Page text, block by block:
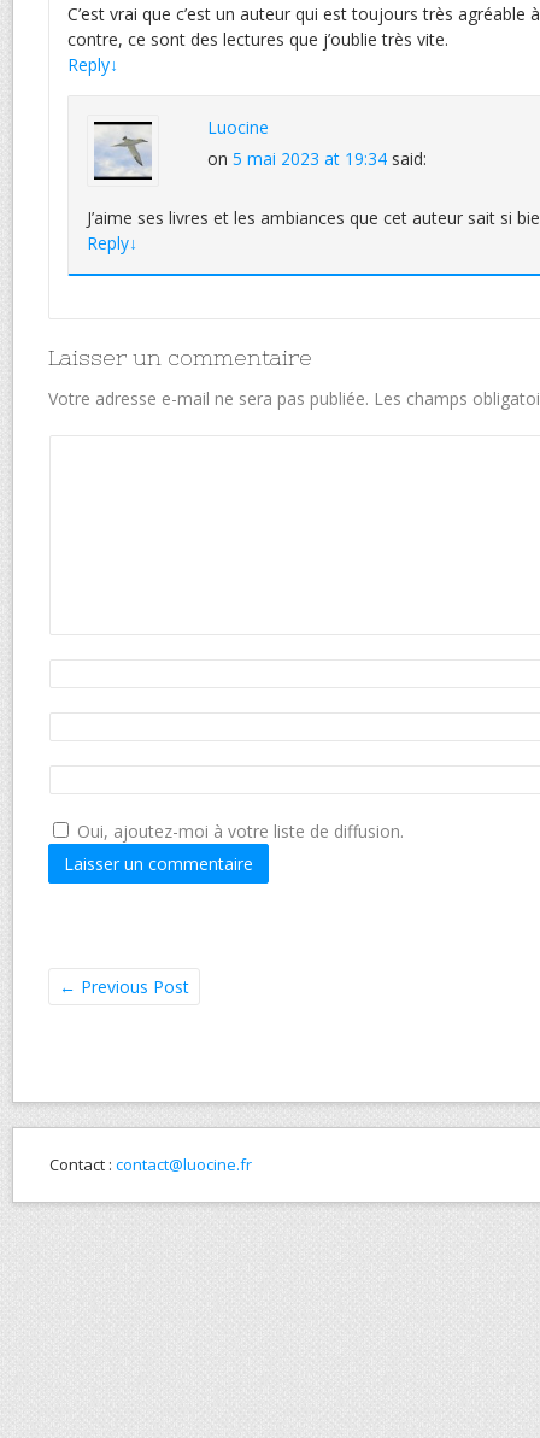
C’est vrai que c’est un auteur qui est toujours très agréable
contre, ce sont des lectures que j’oublie très vite.
Reply↓
Luocine
on 5 mai 2023 at 19:34 said:
J’aime ses livres et les ambiances que cet auteur sait si
Reply↓
Laisser un commentaire
Votre adresse e-mail ne sera pas publiée. Les champs
Oui, ajoutez-moi à votre liste de diffusion.
← Previous Post
Contact : contact@luocine.fr